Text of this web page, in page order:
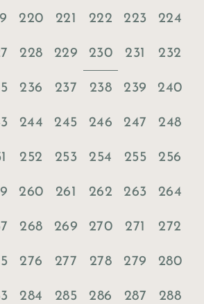
220 221 222 223 224
228 229 230 231 232
236 237 238 239 240
244 245 246 247 248
252 253 254 255 256
260 261 262 263 264
268 269 270 271 272
276 277 278 279 280
284 285 286 287 288